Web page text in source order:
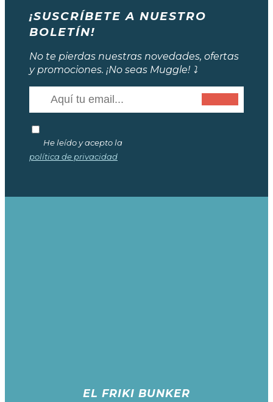
¡SUSCRÍBETE A NUESTRO
BOLETÍN!
No te pierdas nuestras novedades, ofertas
y promociones. ¡No seas Muggle! ⤵️
He leído y acepto la
política de privacidad
EL FRIKI BUNKER